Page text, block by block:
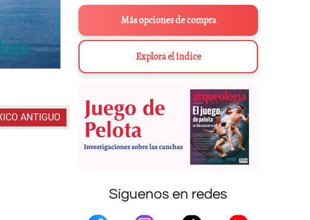
Estero El Ponce, lugar donde se ubica el Complejo
ANTIGUO
Más opciones de compra
Explora el índice
Síguenos en redes